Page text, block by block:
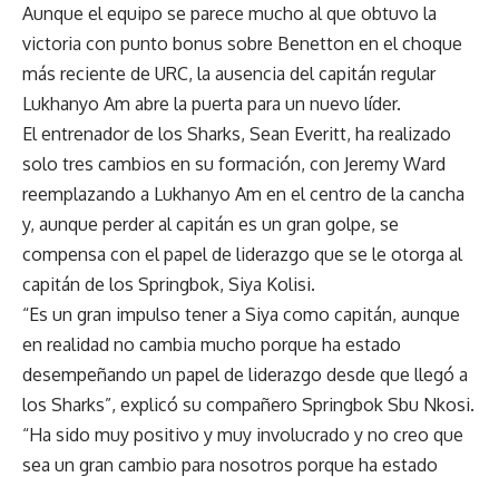
Aunque el equipo se parece mucho al que obtuvo la
victoria con punto bonus sobre Benetton en el choque
más reciente de URC, la ausencia del capitán regular
Lukhanyo Am abre la puerta para un nuevo líder.
El entrenador de los Sharks, Sean Everitt, ha realizado
solo tres cambios en su formación, con Jeremy Ward
reemplazando a Lukhanyo Am en el centro de la cancha
y, aunque perder al capitán es un gran golpe, se
compensa con el papel de liderazgo que se le otorga al
capitán de los Springbok, Siya Kolisi.
“Es un gran impulso tener a Siya como capitán, aunque
en realidad no cambia mucho porque ha estado
desempeñando un papel de liderazgo desde que llegó a
los Sharks”, explicó su compañero Springbok Sbu Nkosi.
“Ha sido muy positivo y muy involucrado y no creo que
sea un gran cambio para nosotros porque ha estado